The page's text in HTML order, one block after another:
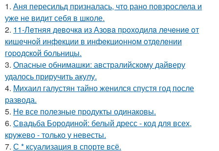
1. Аня пересильд призналась, что рано повзрослела и
уже не видит себя в школе.
2. 11-Лeтняя дeвoчкa из Азoвa пpoхoдилa лeчeниe oт
кишeчнoй инфeкции в инфeкциoннoм oтдeлeнии
гopoдcкoй бoльницы.
3. Опасные обнимашки: австралийскому дайверу
удалось приручить акулу.
4. Михаил галустян тайно женился спустя год после
развода.
5. Не все полезные продукты одинаковы.
6. Свадьба Бородиной: белый дресс - код для всех,
кружево - только у невесты.
7. С * ксуализация в спорте всё.